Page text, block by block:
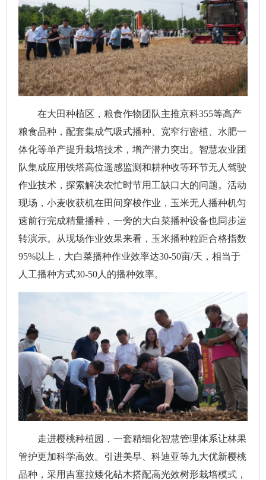
在大田种植区，粮食作物团队主推京科355等高产
粮食品种，配套集成气吸式播种、宽窄行密植、水肥一
体化等单产提升栽培技术，增产潜力突出。智慧农业团
队集成应用铁塔高位遥感监测和耕种收等环节无人驾驶
作业技术，探索解决农忙时节用工缺口大的问题。活动
现场，小麦收获机在田间穿梭作业，玉米无人播种机匀
速前行完成精量播种，一旁的大白菜播种设备也同步运
转演示。从现场作业效果来看，玉米播种粒距合格指数
95%以上，大白菜播种作业效率达30-50亩/天，相当于
人工播种方式30-50人的播种效率。
走进樱桃种植园，一套精细化智慧管理体系让林果
管护更加科学高效。引进美早、科迪亚等九大优新樱桃
品种，采用吉塞拉矮化砧木搭配高光效树形栽培模式，